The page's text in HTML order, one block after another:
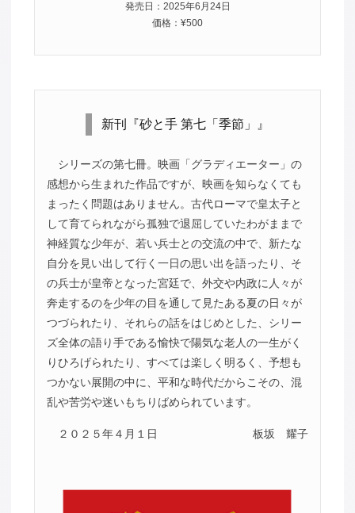
発売日：2025年6月24日
価格：¥500
新刊『砂と手 第七「季節」』
シリーズの第七冊。映画「グラディエーター」の
感想から生まれた作品ですが、映画を知らなくても
まったく問題はありません。古代ローマで皇太子と
して育てられながら孤独で退屈していたわがままで
神経質な少年が、若い兵士との交流の中で、新たな
自分を見い出して行く一日の思い出を語ったり、そ
の兵士が皇帝となった宮廷で、外交や内政に人々が
奔走するのを少年の目を通して見たある夏の日々が
つづられたり、それらの話をはじめとした、シリー
ズ全体の語り手である愉快で陽気な老人の一生がく
りひろげられたり、すべては楽しく明るく、予想も
つかない展開の中に、平和な時代だからこその、混
乱や苦労や迷いもちりばめられています。
２０２５年４月１日 板坂 耀子